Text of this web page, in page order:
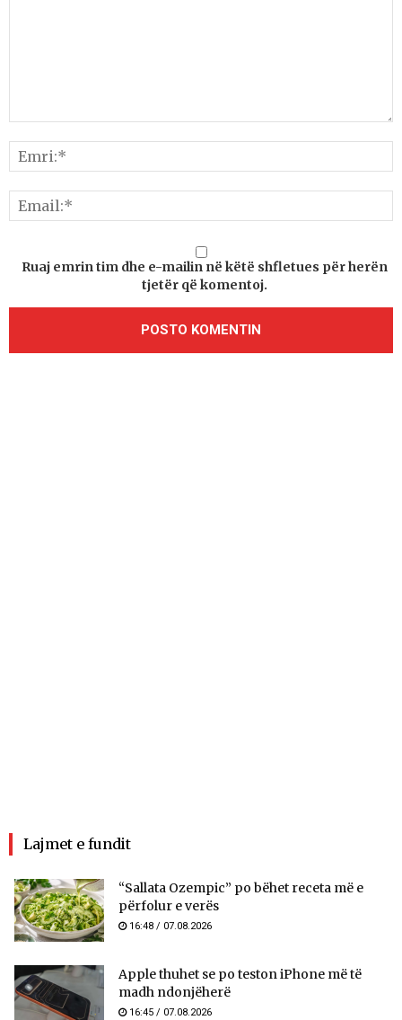
Ruaj emrin tim dhe e-mailin në këtë shfletues për herën
tjetër që komentoj.
Lajmet e fundit
“Sallata Ozempic” po bëhet receta më e
përfolur e verës
16:48 / 07.08.2026
Apple thuhet se po teston iPhone më të
madh ndonjëherë
16:45 / 07.08.2026